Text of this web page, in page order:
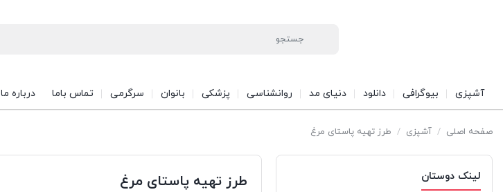
آشپزی بیوگرافی دانلود دنیای مد روانشناسی پزشکی بانوان سرگرمی تماس باما درباره ما
صفحه اصلی / آشپزی / طرز تهیه پاستای مرغ
لینک دوستان طرز تهیه پاستای مرغ